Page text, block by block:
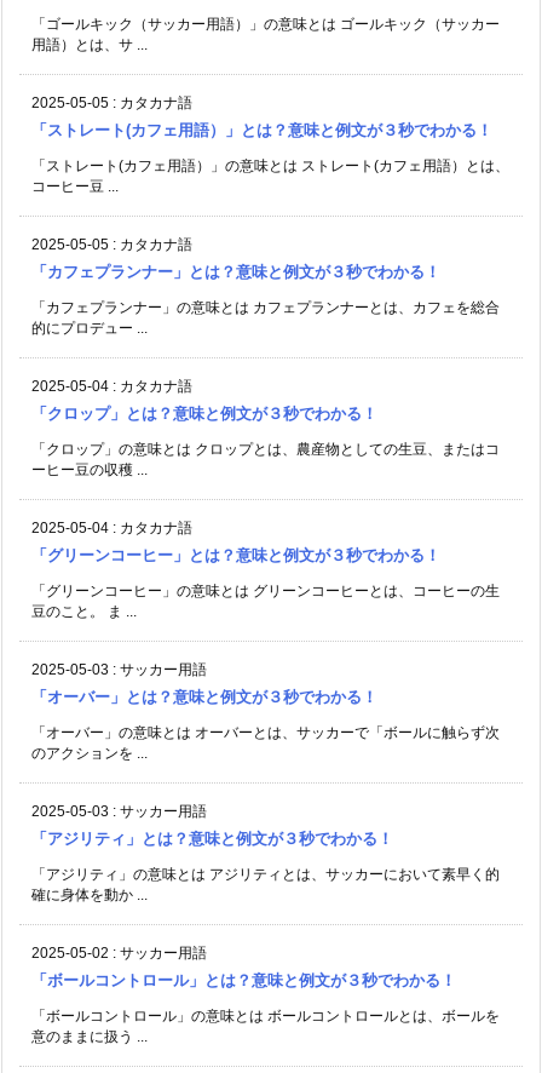
「ゴールキック（サッカー用語）」の意味とは ゴールキック（サッカー
用語）とは、サ ...
2025-05-05 : カタカナ語
「ストレート(カフェ用語）」とは？意味と例文が３秒でわかる！
「ストレート(カフェ用語）」の意味とは ストレート(カフェ用語）とは、
コーヒー豆 ...
2025-05-05 : カタカナ語
「カフェプランナー」とは？意味と例文が３秒でわかる！
「カフェプランナー」の意味とは カフェプランナーとは、カフェを総合
的にプロデュー ...
2025-05-04 : カタカナ語
「クロップ」とは？意味と例文が３秒でわかる！
「クロップ」の意味とは クロップとは、農産物としての生豆、またはコ
ーヒー豆の収穫 ...
2025-05-04 : カタカナ語
「グリーンコーヒー」とは？意味と例文が３秒でわかる！
「グリーンコーヒー」の意味とは グリーンコーヒーとは、コーヒーの生
豆のこと。 ま ...
2025-05-03 : サッカー用語
「オーバー」とは？意味と例文が３秒でわかる！
「オーバー」の意味とは オーバーとは、サッカーで「ボールに触らず次
のアクションを ...
2025-05-03 : サッカー用語
「アジリティ」とは？意味と例文が３秒でわかる！
「アジリティ」の意味とは アジリティとは、サッカーにおいて素早く的
確に身体を動か ...
2025-05-02 : サッカー用語
「ボールコントロール」とは？意味と例文が３秒でわかる！
「ボールコントロール」の意味とは ボールコントロールとは、ボールを
意のままに扱う ...